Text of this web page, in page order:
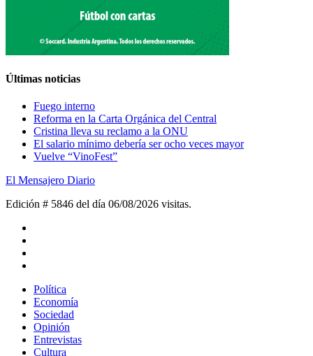
Últimas noticias
Fuego interno
Reforma en la Carta Orgánica del Central
Cristina lleva su reclamo a la ONU
El salario mínimo debería ser ocho veces mayor
Vuelve “VinoFest”
El Mensajero Diario
Edición # 5846 del día 06/08/2026 visitas.
Política
Economía
Sociedad
Opinión
Entrevistas
Cultura